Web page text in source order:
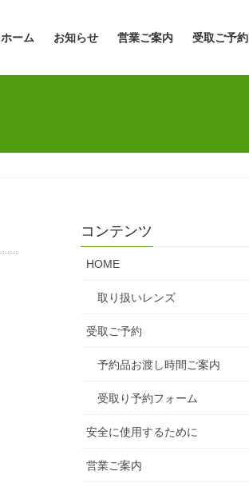
ホーム お知らせ 営業ご案内 受取ご予約
コンテンツ
HOME
取り扱いレンズ
受取ご予約
予約品お渡し時間ご案内
受取り予約フォーム
安全に使用するために
営業ご案内